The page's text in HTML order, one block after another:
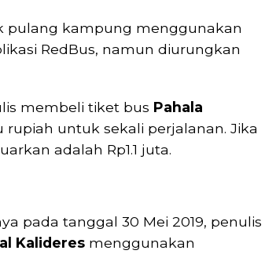
pulang kampung menggunakan
RedBus, namun diurungkan
membeli tiket bus Pahala
rupiah untuk sekali perjalanan. Jika
adalah Rp1.1 juta.
pada tanggal 30 Mei 2019, penulis
Kalideres menggunakan